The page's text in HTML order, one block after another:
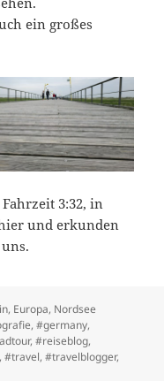
ein großes
3:32, in
und erkunden
, Europa, Nordsee
,#germany,
,#reiseblog,
,#travel,#travelblogger,
5: Büsum -> Sankt Peter